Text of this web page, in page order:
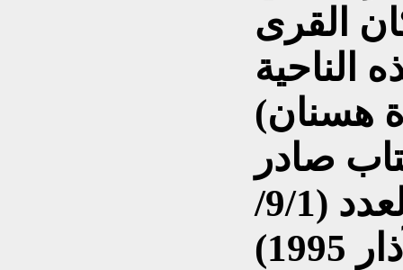
القرى
الناحية
هسنان)
صادر
من رئاسة الجمهورية العدد (9/1/
95/ 933ك) بتاريخ (11 آذار 1995)